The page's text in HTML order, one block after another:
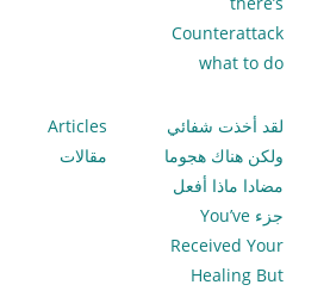
Counterattack
what to do
لقد أخذت شفائي
ولكن هناك هجوما
مضادا ماذا أفعل
جزء You’ve
Received Your
Healing But
Articles
مقالات